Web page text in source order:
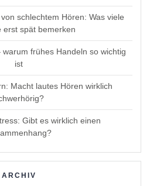
schlechtem Hören: Was viele
erst spät bemerken
frühes Handeln so wichtig
ist
Macht lautes Hören wirklich
Gibt es wirklich einen
ARCHIV